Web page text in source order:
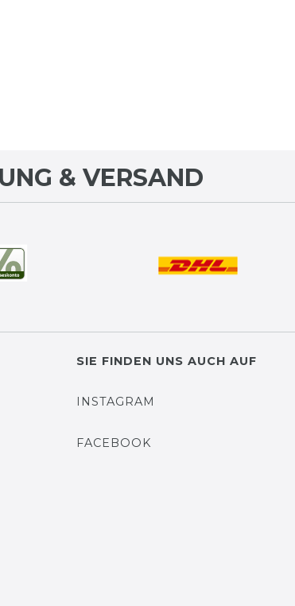
& VERSAND
SIE FINDEN UNS AUCH AUF
INSTAGRAM
FACEBOOK